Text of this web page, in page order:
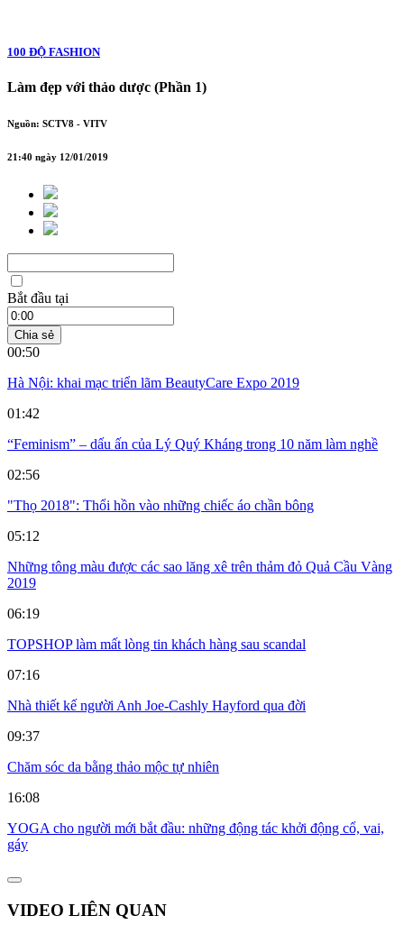
100 ĐỘ FASHION
Làm đẹp với thảo dược (Phần 1)
Nguồn: SCTV8 - VITV
21:40 ngày 12/01/2019
Bắt đầu tại
Chia sẻ
00:50
Hà Nội: khai mạc triển lãm BeautyCare Expo 2019
01:42
“Feminism” – dấu ấn của Lý Quý Kháng trong 10 năm làm nghề
02:56
"Thọ 2018": Thổi hồn vào những chiếc áo chần bông
05:12
Những tông màu được các sao lăng xê trên thảm đỏ Quả Cầu Vàng
2019
06:19
TOPSHOP làm mất lòng tin khách hàng sau scandal
07:16
Nhà thiết kế người Anh Joe-Cashly Hayford qua đời
09:37
Chăm sóc da bằng thảo mộc tự nhiên
16:08
YOGA cho người mới bắt đầu: những động tác khởi động cổ, vai,
gáy
VIDEO LIÊN QUAN